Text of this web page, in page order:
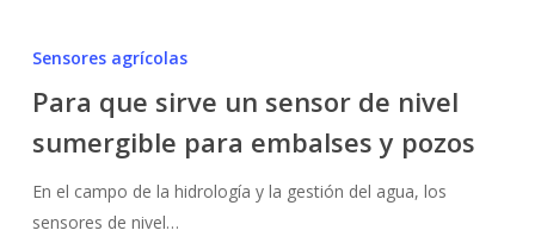
un
sensor
nivel
sumergible
Sensores agrícolas
Para que sirve un sensor de nivel
sumergible para embalses y pozos
En el campo de la hidrología y la gestión del agua, los
sensores de nivel…